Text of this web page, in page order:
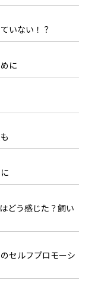
いない！？
に
どう感じた？飼い
セルフプロモーシ